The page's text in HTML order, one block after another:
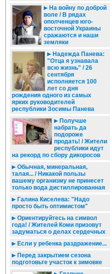
На войну по доброй
воле / В рядах
ополченцев юго-
восточной Украины
сражаются и наши
земляки
Надежда Панева:
"Отца я узнавала
всю жизнь" / 26
сентября
исполняется 100
лет со дня
рождения одного из самых
ярких руководителей
республики Зосимы Панева
Получше
набрать да
подороже
продать! / Жители
республики идут
на рекорд по сбору дикоросов
Обычная, минеральная,
талая... / Никакой пользы
вашему организму не принесет
только вода дистиллированная
Галина Киселева: "Надо
просто быть оптимистом"
Ориентируйтесь на символ
года! / Жителей Коми призовут
задуматься о делах сердечных
Если у ребенка раздражение...
Перед закрытием сезона
подготовьте участок к зимовке